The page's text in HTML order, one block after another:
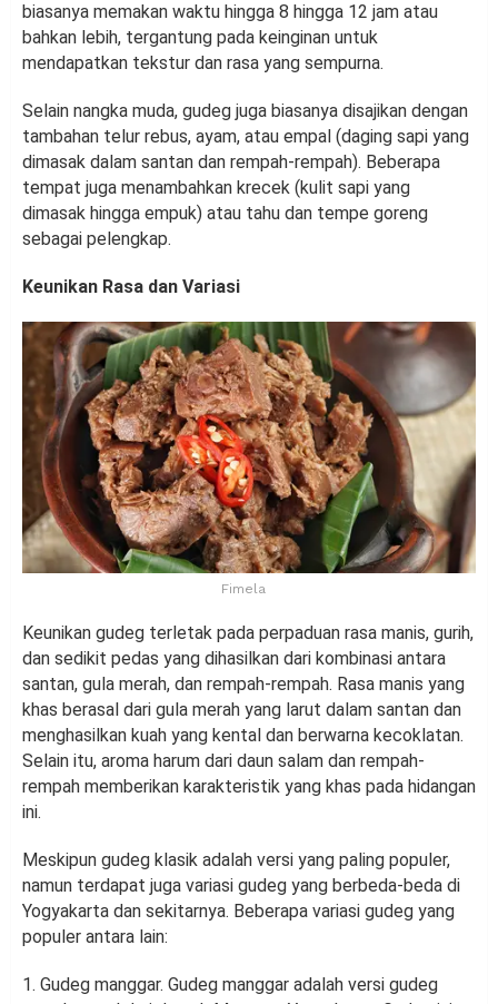
biasanya memakan waktu hingga 8 hingga 12 jam atau
bahkan lebih, tergantung pada keinginan untuk
mendapatkan tekstur dan rasa yang sempurna.
Selain nangka muda, gudeg juga biasanya disajikan dengan
tambahan telur rebus, ayam, atau empal (daging sapi yang
dimasak dalam santan dan rempah-rempah). Beberapa
tempat juga menambahkan krecek (kulit sapi yang
dimasak hingga empuk) atau tahu dan tempe goreng
sebagai pelengkap.
Keunikan Rasa dan Variasi
Fimela
Keunikan gudeg terletak pada perpaduan rasa manis, gurih,
dan sedikit pedas yang dihasilkan dari kombinasi antara
santan, gula merah, dan rempah-rempah. Rasa manis yang
khas berasal dari gula merah yang larut dalam santan dan
menghasilkan kuah yang kental dan berwarna kecoklatan.
Selain itu, aroma harum dari daun salam dan rempah-
rempah memberikan karakteristik yang khas pada hidangan
ini.
Meskipun gudeg klasik adalah versi yang paling populer,
namun terdapat juga variasi gudeg yang berbeda-beda di
Yogyakarta dan sekitarnya. Beberapa variasi gudeg yang
populer antara lain:
1. Gudeg manggar. Gudeg manggar adalah versi gudeg